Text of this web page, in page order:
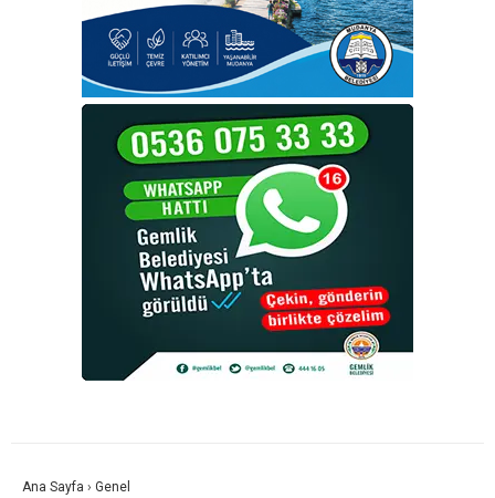
Ana Sayfa › Genel